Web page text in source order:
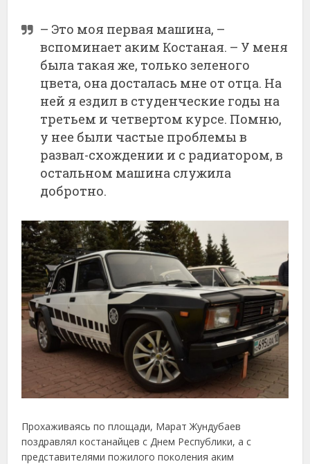
– Это моя первая машина, –
вспоминает аким Костаная. – У меня
была такая же, только зеленого
цвета, она досталась мне от отца. На
ней я ездил в студенческие годы на
третьем и четвертом курсе. Помню,
у нее были частые проблемы в
развал-схождении и с радиатором, в
остальном машина служила
добротно.
Прохаживаясь по площади, Марат Жундубаев
поздравлял костанайцев с Днем Республики, а с
представителями пожилого поколения аким